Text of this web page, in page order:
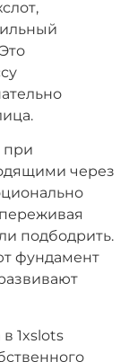
при
через
подбодрить.
фундамент
1xslots